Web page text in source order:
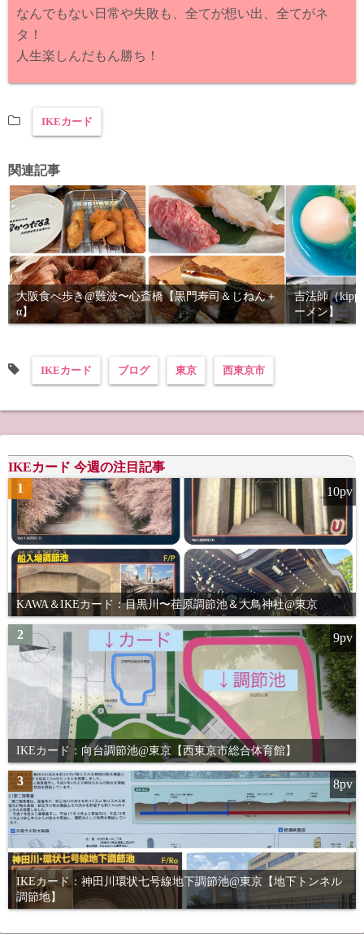
なんでもない日常や失敗も、全てが想い出、全てがネ
タ！
人生楽しんだもん勝ち！
IKEカード
関連記事
大阪食べ歩き@難波〜心斎橋【黒門寿司＆じねん＋
α】
吉法師（
ーメン】
IKEカード ブログ 東京 西東京市
IKEカード 今週の注目記事
1
KAWA＆IKEカード：目黒川〜荏原調節池＆大鳥神社@東京
10pv
2
IKEカード：向台調節池@東京【西東京市総合体育館】
9pv
3
IKEカード：神田川環状七号線地下調節池@東京【地下トンネル
調節地】
8pv